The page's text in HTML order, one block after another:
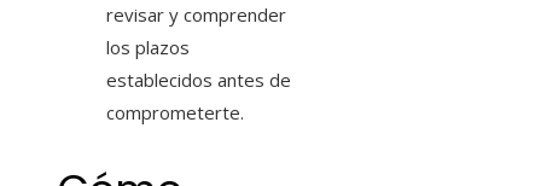
revisar y comprender
los plazos
establecidos antes de
comprometerte.